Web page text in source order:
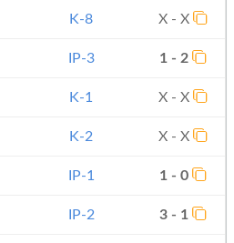
K-8 X - X
IP-3 1 - 2
K-1 X - X
K-2 X - X
IP-1 1 - 0
IP-2 3 - 1